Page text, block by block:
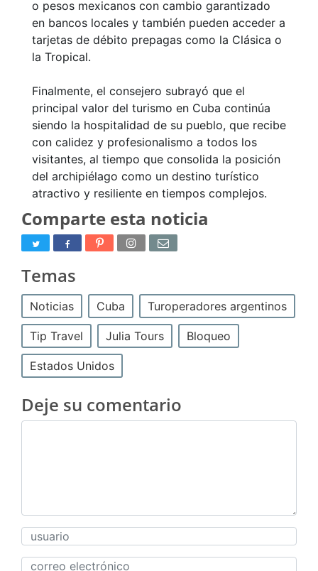
o pesos mexicanos con cambio garantizado
en bancos locales y también pueden acceder a
tarjetas de débito prepagas como la Clásica o
la Tropical.
Finalmente, el consejero subrayó que el
principal valor del turismo en Cuba continúa
siendo la hospitalidad de su pueblo, que recibe
con calidez y profesionalismo a todos los
visitantes, al tiempo que consolida la posición
del archipiélago como un destino turístico
atractivo y resiliente en tiempos complejos.
Comparte esta noticia
Temas
Noticias Cuba Turoperadores argentinos
Tip Travel Julia Tours Bloqueo
Estados Unidos
Deje su comentario